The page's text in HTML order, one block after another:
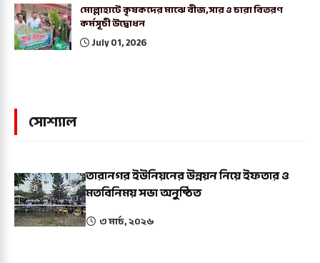
মোল্লাহাটে কৃষকদের মাঝে বীজ,সার ও চারা বিতরণ
কর্মসূচী উদ্বোধন
July 01, 2026
সোশ্যাল
তারানগর ইউনিয়নের উন্নয়ন নিয়ে ইফতার ও
মতবিনিময় সভা অনুষ্ঠিত
৩ মার্চ, ২০২৬